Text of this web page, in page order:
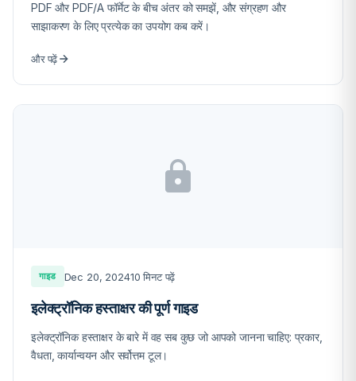
PDF और PDF/A फॉर्मेट के बीच अंतर को समझें, और संग्रहण और
साझाकरण के लिए प्रत्येक का उपयोग कब करें।
और पढ़ें
गाइड Dec 20, 202410 मिनट पढ़ें
इलेक्ट्रॉनिक हस्ताक्षर की पूर्ण गाइड
इलेक्ट्रॉनिक हस्ताक्षर के बारे में वह सब कुछ जो आपको जानना चाहिए: प्रकार,
वैधता, कार्यान्वयन और सर्वोत्तम टूल।